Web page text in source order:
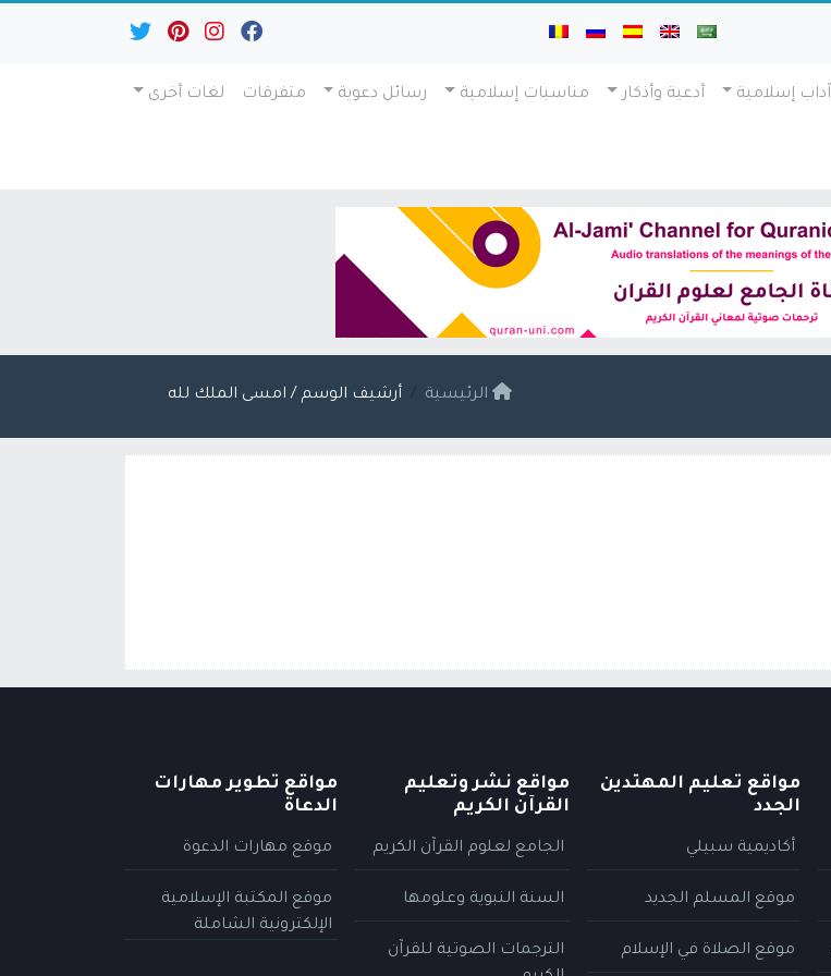
آداب إسلامية أدعية وأذكار مناسبات إسلامية رسائل دعوية متفرقات لغات أخرى
الرئيسية أرشيف الوسم / امسى الملك لله
مواقع تعليم المهتدين
الجدد
أكاديمية سبيلي
موقع المسلم الجديد
موقع الصلاة في الإسلام
مواقع نشر وتعليم
القرآن الكريم
الجامع لعلوم القرآن الكريم
السنة النبوية وعلومها
الترجمات الصوتية للقرآن
مواقع تطوير مهارات
الدعاة
موقع مهارات الدعوة
موقع المكتبة الإسلامية
الإلكترونية الشاملة